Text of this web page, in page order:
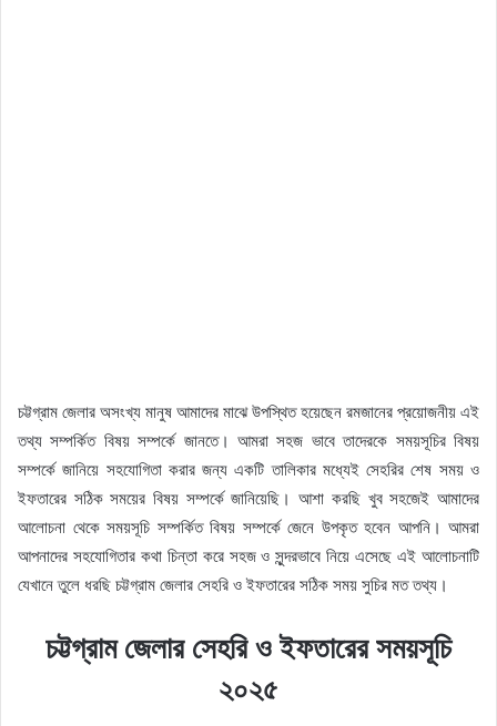
চট্টগ্রাম জেলার অসংখ্য মানুষ আমাদের মাঝে উপস্থিত হয়েছেন রমজানের প্রয়োজনীয় এই
তথ্য সম্পর্কিত বিষয় সম্পর্কে জানতে। আমরা সহজ ভাবে তাদেরকে সময়সূচির বিষয়
সম্পর্কে জানিয়ে সহযোগিতা করার জন্য একটি তালিকার মধ্যেই সেহরির শেষ সময় ও
ইফতারের সঠিক সময়ের বিষয় সম্পর্কে জানিয়েছি। আশা করছি খুব সহজেই আমাদের
আলোচনা থেকে সময়সূচি সম্পর্কিত বিষয় সম্পর্কে জেনে উপকৃত হবেন আপনি। আমরা
আপনাদের সহযোগিতার কথা চিন্তা করে সহজ ও সুন্দরভাবে নিয়ে এসেছে এই আলোচনাটি
যেখানে তুলে ধরছি চট্টগ্রাম জেলার সেহরি ও ইফতারের সঠিক সময় সুচির মত তথ্য।
চট্টগ্রাম জেলার সেহরি ও ইফতারের সময়সূচি
২০২৫